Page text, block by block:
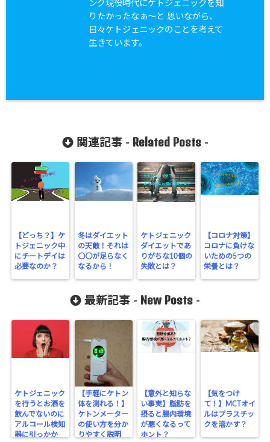
ング現役時代にケトジェニックを知
りたかったなぁ〜と 思いながら、
日々ケトジェニックのことを考えて
生きています。
関連記事 - Related Posts-
【どっち？】ケ
トジェニック中
にチートデイは
必要なのか？
冬はダイエット
の天敵！それは
〇〇が足らなく
なるから！
ケトジェニック
ダイエットであ
りがちな10個の
失敗とは？
【コロナ対策】
コロナに負けな
いための5つの
栄養とは？
最新記事 - New Posts -
ケトジェニック
を行うとお酒を
飲んでないのに
アルコール検知
器に引っかか
【手軽にケトン
体を測れる！】
ケトンメーター
の使い方を分か
りやすく説明
【意外と知らな
い事実】脂肪を
摂ると腸内環境
が悪くなるって
ホント？
【気をつけ
て！】MCTオイ
ルはプラスチッ
クを溶かす？